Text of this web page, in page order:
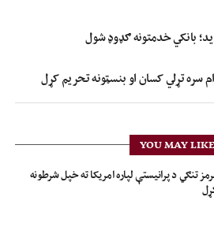
بانکي خدمتونه ګډوډ شول
سره تړلي کسان او بنسټونه تحریم کړل
YOU MAY LIKE
تنګي د پرانیستې لپاره امریکا ته خپل شرطونه